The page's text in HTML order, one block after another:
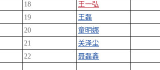
18
王一弘
19
王磊
20
童明娜
21
关泽尘
22
聂磊鑫